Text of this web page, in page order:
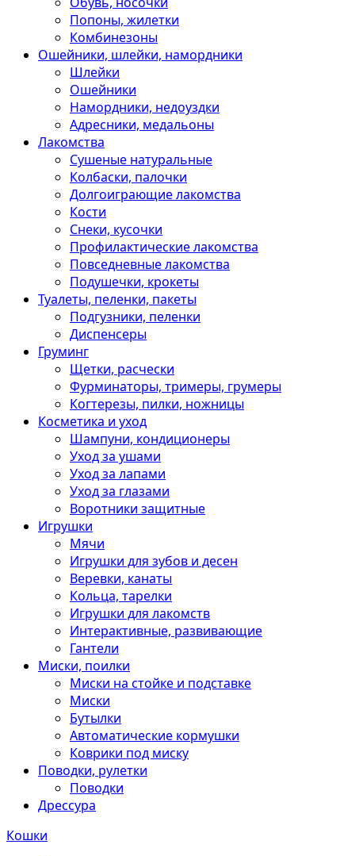
Попоны, жилетки
Комбинезоны
Ошейники, шлейки, намордники
Шлейки
Ошейники
Намордники, недоуздки
Адресники, медальоны
Лакомства
Сушеные натуральные
Колбаски, палочки
Долгоиграющие лакомства
Кости
Снеки, кусочки
Профилактические лакомства
Повседневные лакомства
Подушечки, крокеты
Туалеты, пеленки, пакеты
Подгузники, пеленки
Диспенсеры
Груминг
Щетки, расчески
Фурминаторы, тримеры, грумеры
Когтерезы, пилки, ножницы
Косметика и уход
Шампуни, кондиционеры
Уход за ушами
Уход за лапами
Уход за глазами
Воротники защитные
Игрушки
Мячи
Игрушки для зубов и десен
Веревки, канаты
Кольца, тарелки
Игрушки для лакомств
Интерактивные, развивающие
Гантели
Миски, поилки
Миски на стойке и подставке
Миски
Бутылки
Автоматические кормушки
Коврики под миску
Поводки, рулетки
Поводки
Дрессура
Кошки